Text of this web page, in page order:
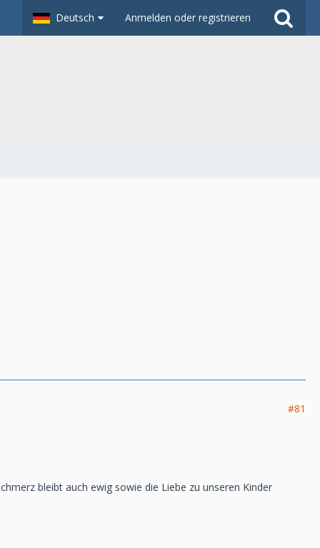
Deutsch Anmelden oder registrieren
#81
bleibt auch ewig sowie die Liebe zu unseren Kinder